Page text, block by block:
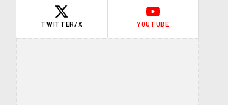
TWITTER/X YOUTUBE